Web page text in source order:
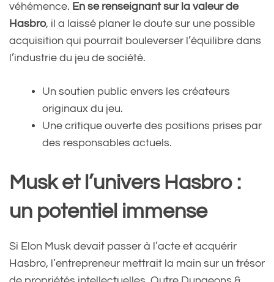
véhémence. En se renseignant sur la valeur de
Hasbro, il a laissé planer le doute sur une possible
acquisition qui pourrait bouleverser l’équilibre dans
l’industrie du jeu de société.
Un soutien public envers les créateurs
originaux du jeu.
Une critique ouverte des positions prises par
des responsables actuels.
Musk et l’univers Hasbro :
un potentiel immense
Si Elon Musk devait passer à l’acte et acquérir
Hasbro, l’entrepreneur mettrait la main sur un trésor